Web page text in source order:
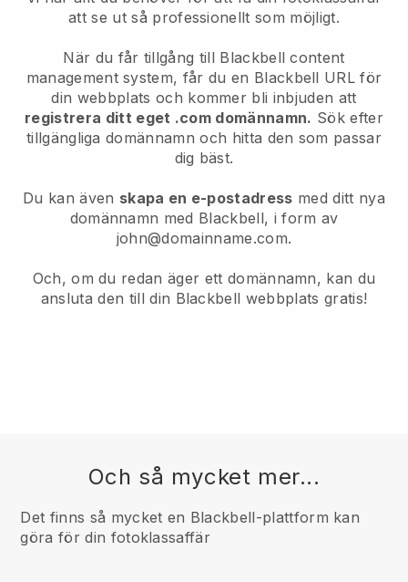
att se ut så professionellt som möjligt.
När du får tillgång till Blackbell content
management system, får du en Blackbell URL för
din webbplats och kommer bli inbjuden att
registrera ditt eget .com domännamn. Sök efter
tillgängliga domännamn och hitta den som passar
dig bäst.
Du kan även skapa en e-postadress med ditt nya
domännamn med Blackbell, i form av
john@domainname.com.
Och, om du redan äger ett domännamn, kan du
ansluta den till din Blackbell webbplats gratis!
Och så mycket mer...
Det finns så mycket en Blackbell-plattform kan
göra för din fotoklassaffär